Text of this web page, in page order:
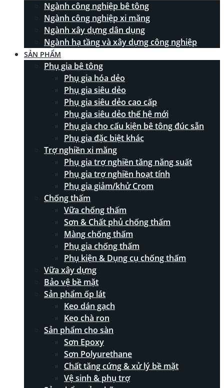
Ngành công nghiệp bê tông
Ngành công nghiệp xi măng
Ngành xây dựng dân dụng
Ngành hạ tầng và xây dựng công nghiệp
SẢN PHẨM
Phụ gia bê tông
Phụ gia hóa dẻo
Phụ gia siêu dẻo
Phụ gia siêu dẻo cao cấp
Phụ gia siêu dẻo thế hệ mới
Phụ gia cho cấu kiện bê tông đúc sẵn
Phụ gia đặc biệt khác
Trợ nghiền xi măng
Phụ gia trợ nghiền tăng năng suất
Phụ gia trợ nghiền hoạt tính
Phụ gia giảm/khử Crom
Chống thấm
Vữa chống thấm
Sơn & Chất phủ chống thấm
Màng chống thấm
Phụ gia chống thấm
Phụ kiện & Dụng cụ chống thấm
Vữa xây dựng
Bảo vệ bề mặt
Sản phẩm ốp lát
Keo dán gạch
Keo chà ron
Sản phẩm cho sàn
Sơn Epoxy
Sơn Polyurethane
Chất tăng cứng & xử lý bề mặt
Vệ sinh & phụ trợ